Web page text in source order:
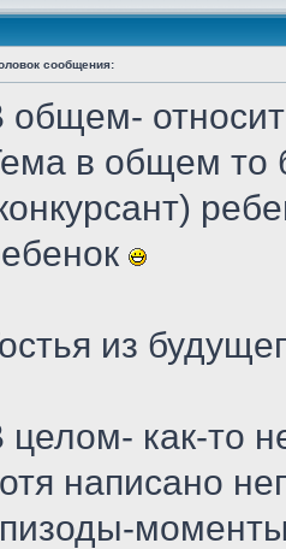
сообщения:
общем-
в общем то
из
целом- как-то
написано
моменты